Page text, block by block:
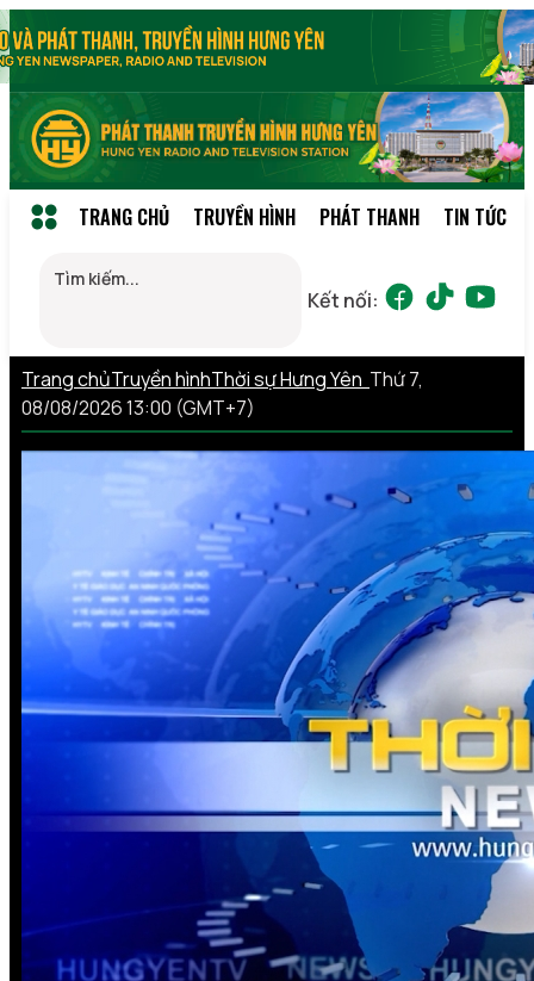
TRANG CHỦ TRUYỀN HÌNH PHÁT THANH TIN TỨC
Kết nối:
Trang chủTruyền hìnhThời sự Hưng Yên Thứ 7,
08/08/2026 13:00 (GMT+7)